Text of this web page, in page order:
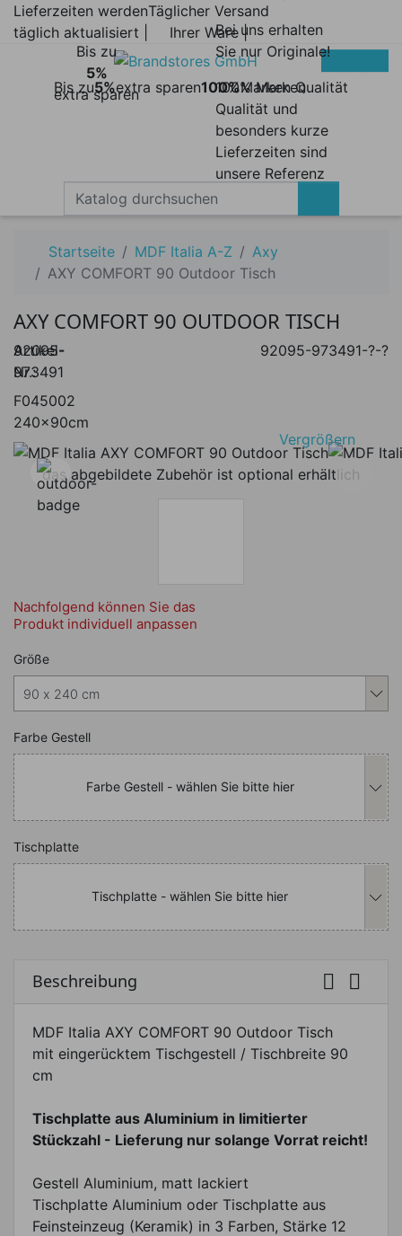
Lieferzeiten werden
täglich aktualisiert |
Täglicher Versand
Ihrer Ware |
Bis zu5%extra sparen
Bis zu
5%
extra sparen
100%Marken Qualität
Bei uns erhalten
Sie nur Originale!
100% Marken
Qualität und
besonders kurze
Lieferzeiten sind
unsere Referenz
Startseite MDF Italia A-Z
Axy
AXY COMFORT 90 Outdoor Tisch
AXY COMFORT 90 OUTDOOR TISCH
Artikel-
Nr.:
F045002
240x90cm
92095-
973491
92095-973491-?-?
Vergrößern
das abgebildete Zubehör ist optional erhältlich
Nachfolgend können Sie das
Produkt individuell anpassen
Nachfolgend können Sie das
Größe
Nachfolgend können Sie das
Farbe Gestell
Farbe Gestell - wählen Sie bitte hier
Nachfolgend können Sie das
Tischplatte
Tischplatte - wählen Sie bitte hier
Beschreibung  
MDF Italia AXY COMFORT 90 Outdoor Tisch
mit eingerücktem Tischgestell / Tischbreite 90
cm
Tischplatte aus Aluminium in limitierter
Stückzahl - Lieferung nur solange Vorrat reicht!
Gestell Aluminium, matt lackiert
Tischplatte Aluminium oder Tischplatte aus
Feinsteinzeug (Keramik) in 3 Farben, Stärke 12